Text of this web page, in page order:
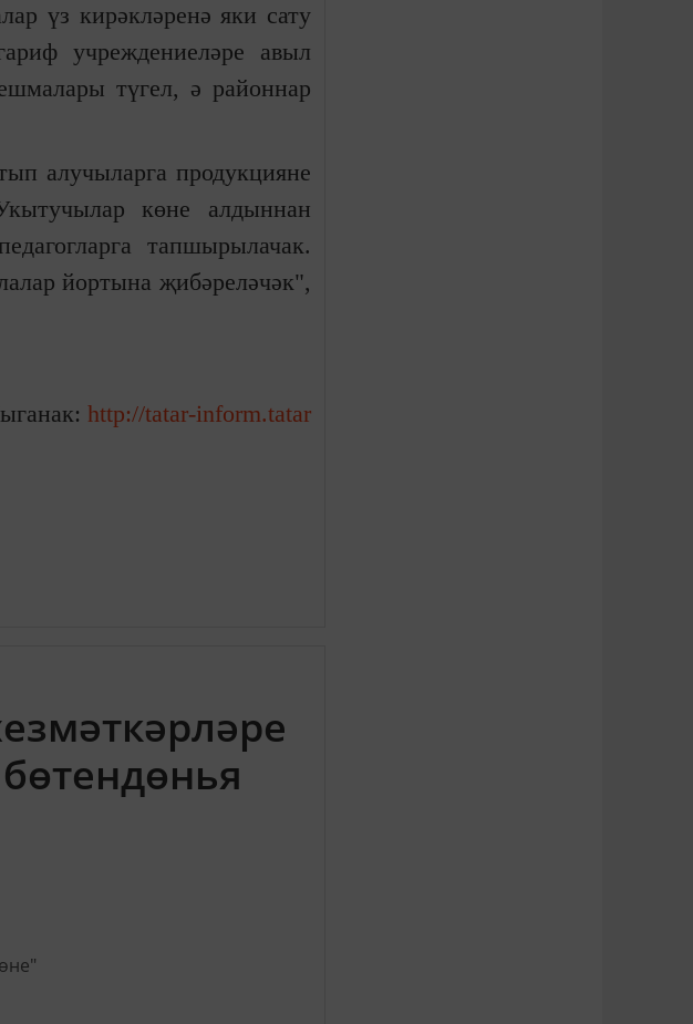
үз кирәкләренә яки сату
учреждениеләре авыл
түгел, ә районнар
алучыларга продукцияне
көне алдыннан
тапшырылачак.
йортына җибәреләчәк",
http://tatar-inform.tatar